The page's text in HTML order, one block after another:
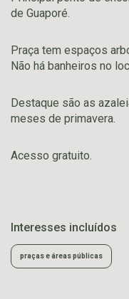
de Guaporé.
Praça tem espaços
Não há banheiros no
Destaque são as
meses de primavera.
Acesso gratuito.
Interesses incluídos
praças e áreas públicas